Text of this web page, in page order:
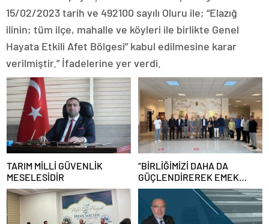
15/02/2023 tarih ve 492100 sayılı Oluru ile; “Elazığ
ilinin; tüm ilçe, mahalle ve köyleri ile birlikte Genel
Hayata Etkili Afet Bölgesi” kabul edilmesine karar
verilmiştir.” İfadelerine yer verdi.
TARIM MİLLİ GÜVENLİK
MESELESİDİR
“BİRLİĞİMİZİ DAHA DA
GÜÇLENDİREREK EMEK
MÜCADELEMİZİ
SÜRDÜRECEĞİZ”